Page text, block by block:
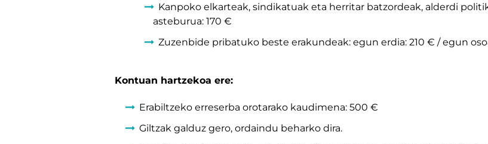
Kanpoko elkarteak, sindikatuak eta herritar batzordeak, alderdi
asteburua: 170 €
Zuzenbide pribatuko beste erakundeak: egun erdia: 210 € / egun
Kontuan hartzekoa ere:
Erabiltzeko erreserba orotarako kaudimena: 500 €
Giltzak galduz gero, ordaindu beharko dira.